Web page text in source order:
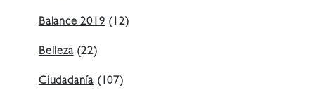
Balance 2019(12)
Belleza(22)
Ciudadanía (107)